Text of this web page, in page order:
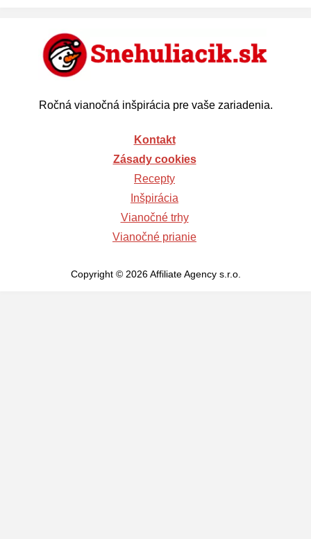
Ročná vianočná inšpirácia pre vaše zariadenia.
Kontakt
Zásady cookies
Recepty
Inšpirácia
Vianočné trhy
Vianočné prianie
Copyright © 2026 Affiliate Agency s.r.o.